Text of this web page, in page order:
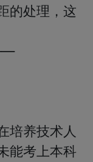
的处理，这
培养技术人
能考上本科